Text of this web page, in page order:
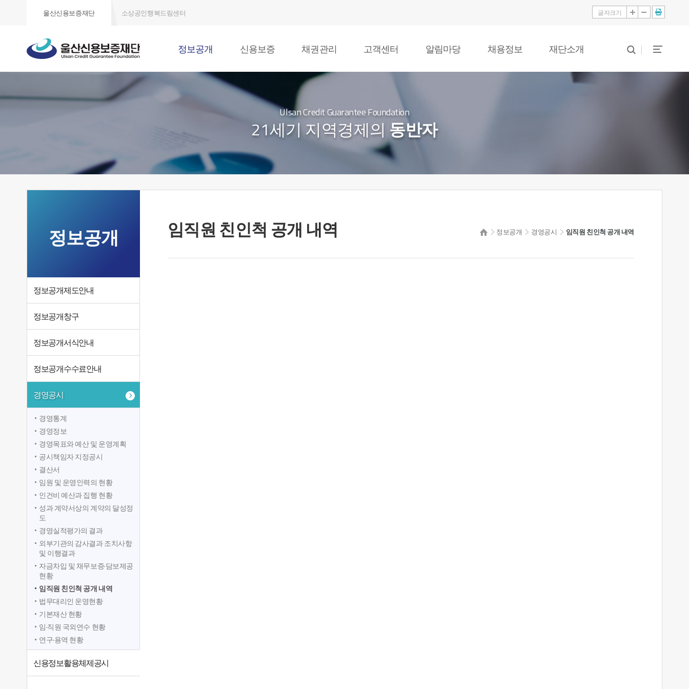
울산신용보증재단 소상공인행복드림센터 글자크기
정보공개 신용보증 채권관리 고객센터 알림마당 채용정보 재단소개
Ulsan Credit Guarantee Foundation
21세기 지역경제의 동반자
정보공개
정보공개제도안내
정보공개창구
정보공개서식안내
정보공개수수료안내
경영공시
경영통계
경영정보
경영목표와 예산 및 운영계획
공시책임자 지정공시
결산서
임원 및 운영인력의 현황
인건비 예산과 집행 현황
성과 계약서상의 계약의 달성정
도
경영실적평가의 결과
외부기관의 감사결과 조치사항
및 이행결과
자금차입 및 채무보증·담보제공
현황
임직원 친인척 공개 내역
법무대리인 운영현황
기본재산 현황
임·직원 국외연수 현황
연구·용역 현황
신용정보활용체제공시
임직원 친인척 공개 내역 정보공개 경영공시 임직원 친인척 공개 내역